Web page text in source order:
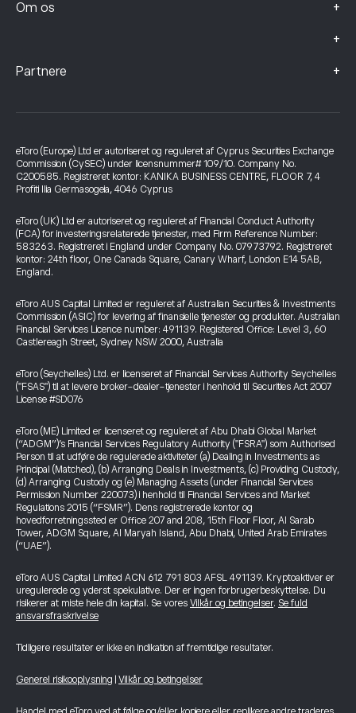
Om os +
+
Partnere +
eToro (Europe) Ltd er autoriseret og reguleret af Cyprus Securities Exchange
Commission (CySEC) under licensnummer# 109/10. Company No.
C200585. Registreret kontor: KANIKA BUSINESS CENTRE, FLOOR 7, 4
Profiti Ilia Germasogeia, 4046 Cyprus
eToro (UK) Ltd er autoriseret og reguleret af Financial Conduct Authority
(FCA) for investeringsrelaterede tjenester, med Firm Reference Number:
583263. Registreret i England under Company No. 07973792. Registreret
kontor: 24th floor, One Canada Square, Canary Wharf, London E14 5AB,
England.
eToro AUS Capital Limited er reguleret af Australian Securities & Investments
Commission (ASIC) for levering af finansielle tjenester og produkter. Australian
Financial Services Licence number: 491139. Registered Office: Level 3, 60
Castlereagh Street, Sydney NSW 2000, Australia
eToro (Seychelles) Ltd. er licenseret af Financial Services Authority Seychelles
("FSAS") til at levere broker-dealer-tjenester i henhold til Securities Act 2007
License #SD076
eToro (ME) Limited er licenseret og reguleret af Abu Dhabi Global Market
(“ADGM”)’s Financial Services Regulatory Authority ("FSRA") som Authorised
Person til at udføre de regulerede aktiviteter (a) Dealing in Investments as
Principal (Matched), (b) Arranging Deals in Investments, (c) Providing Custody,
(d) Arranging Custody og (e) Managing Assets (under Financial Services
Permission Number 220073) i henhold til Financial Services and Market
Regulations 2015 (“FSMR”). Dens registrerede kontor og
hovedforretningssted er Office 207 and 208, 15th Floor Floor, Al Sarab
Tower, ADGM Square, Al Maryah Island, Abu Dhabi, United Arab Emirates
(“UAE”).
eToro AUS Capital Limited ACN 612 791 803 AFSL 491139. Kryptoaktiver er
uregulerede og yderst spekulative. Der er ingen forbrugerbeskyttelse. Du
risikerer at miste hele din kapital. Se vores Vilkår og betingelser. Se fuld
ansvarsfraskrivelse
Tidligere resultater er ikke en indikation af fremtidige resultater.
Generel risikooplysning Vilkår og betingelser